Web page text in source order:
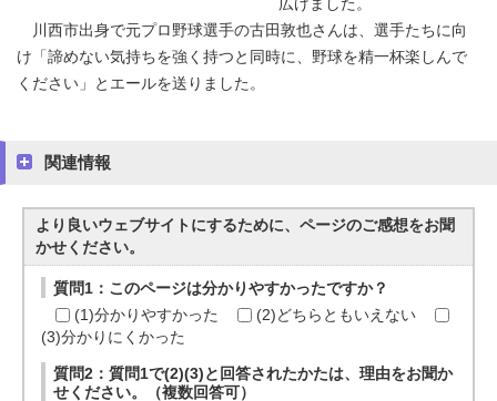
広げました。
川西市出身で元プロ野球選手の古田敦也さんは、選手たちに向
け「諦めない気持ちを強く持つと同時に、野球を精一杯楽しんで
ください」とエールを送りました。
関連情報
より良いウェブサイトにするために、ページのご感想をお聞
かせください。
質問1：このページは分かりやすかったですか？
(1)分かりやすかった
(2)どちらともいえない
(3)分かりにくかった
質問2：質問1で(2)(3)と回答されたかたは、理由をお聞か
せください。（複数回答可）